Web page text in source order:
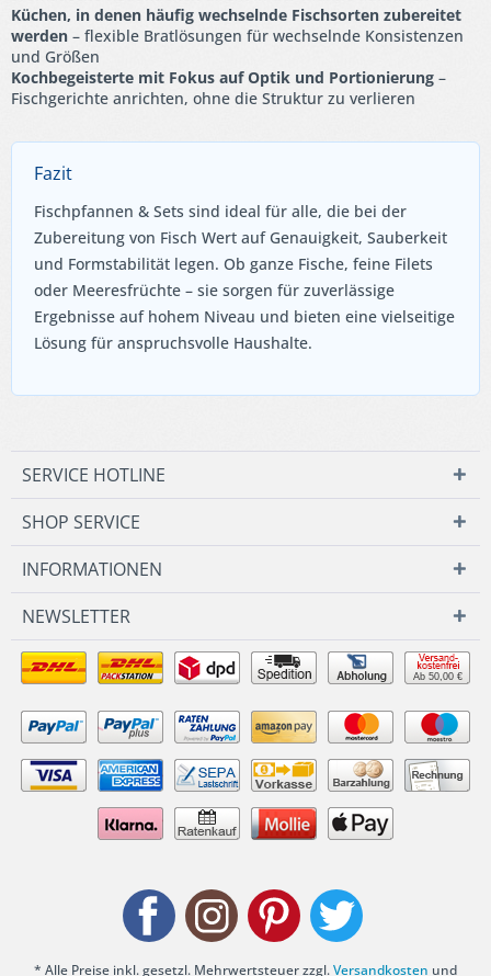
Küchen, in denen häufig wechselnde Fischsorten zubereitet
werden – flexible Bratlösungen für wechselnde Konsistenzen
und Größen
Kochbegeisterte mit Fokus auf Optik und Portionierung –
Fischgerichte anrichten, ohne die Struktur zu verlieren
Fazit
Fischpfannen & Sets sind ideal für alle, die bei der
Zubereitung von Fisch Wert auf Genauigkeit, Sauberkeit
und Formstabilität legen. Ob ganze Fische, feine Filets
oder Meeresfrüchte – sie sorgen für zuverlässige
Ergebnisse auf hohem Niveau und bieten eine vielseitige
Lösung für anspruchsvolle Haushalte.
SERVICE HOTLINE
SHOP SERVICE
INFORMATIONEN
NEWSLETTER
Ab 50,00 €
* Alle Preise inkl. gesetzl. Mehrwertsteuer zzgl.Versandkosten und